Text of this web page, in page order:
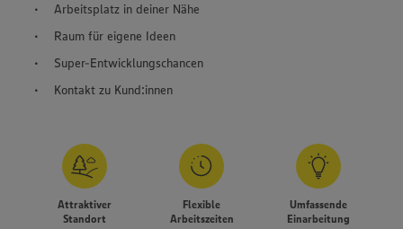
Arbeitsplatz in deiner Nähe
Raum für eigene Ideen
Super-Entwicklungschancen
Kontakt zu Kund:innen
Attraktiver
Standort
Flexible
Arbeitszeiten
Umfassende
Einarbeitung